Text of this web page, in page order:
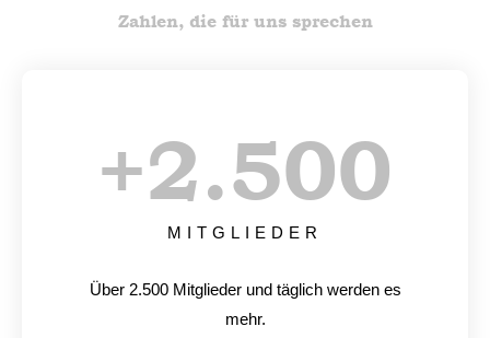
Zahlen, die für uns sprechen
MITGLIEDER
+2.500
Über 2.500 Mitglieder und täglich werden es
mehr.